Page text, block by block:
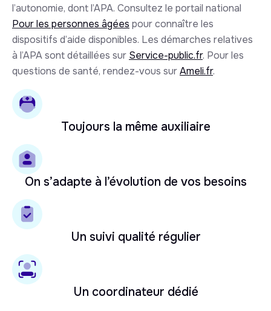
l’autonomie, dont l’APA. Consultez le portail national
Pour les personnes âgées pour connaître les
dispositifs d’aide disponibles. Les démarches relatives
à l’APA sont détaillées sur Service-public.fr. Pour les
questions de santé, rendez-vous surAmeli.fr.
Toujours la même auxiliaire
On s’adapte à l’évolution de vos besoins
Un suivi qualité régulier
Un coordinateur dédié